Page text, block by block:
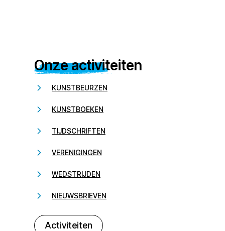
Onze activiteiten
KUNSTBEURZEN
KUNSTBOEKEN
TIJDSCHRIFTEN
VERENIGINGEN
WEDSTRIJDEN
NIEUWSBRIEVEN
Activiteiten
232323